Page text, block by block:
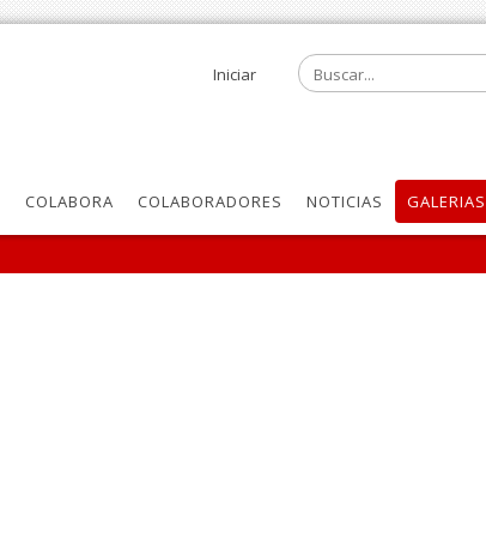
Iniciar
COLABORA COLABORADORES NOTICIAS GALERIAS